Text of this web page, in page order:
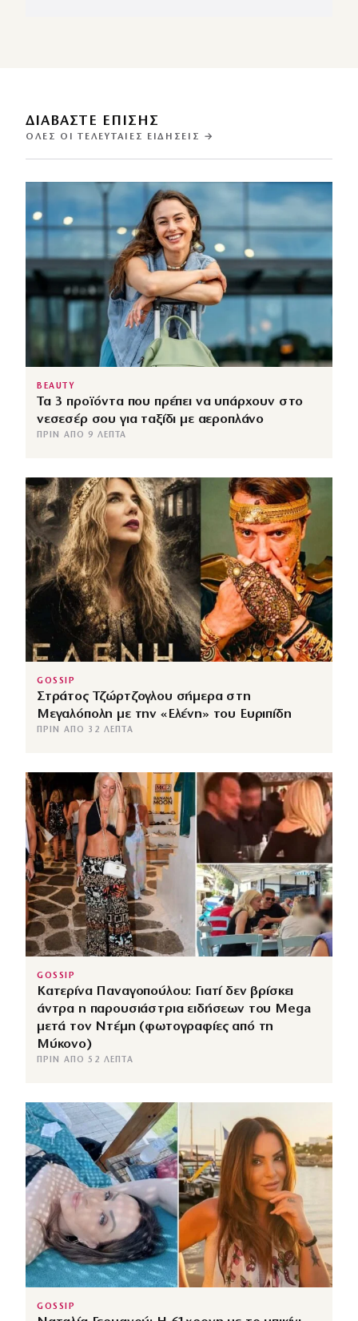
ΔΙΑΒΑΣΤΕ ΕΠΙΣΗΣ
ΌΛΕΣ ΟΙ ΤΕΛΕΥΤΑΊΕΣ ΕΙΔΉΣΕΙΣ →
BEAUTY
Τα 3 προϊόντα που πρέπει να υπάρχουν στο
νεσεσέρ σου για ταξίδι με αεροπλάνο
ΠΡΙΝ ΑΠΌ 9 ΛΕΠΤΆ
GOSSIP
Στράτος Τζώρτζογλου σήμερα στη
Μεγαλόπολη με την «Ελένη» του Ευριπίδη
ΠΡΙΝ ΑΠΌ 32 ΛΕΠΤΆ
GOSSIP
Κατερίνα Παναγοπούλου: Γιατί δεν βρίσκει
άντρα η παρουσιάστρια ειδήσεων του Mega
μετά τον Ντέμη (φωτογραφίες από τη
Μύκονο)
ΠΡΙΝ ΑΠΌ 52 ΛΕΠΤΆ
GOSSIP